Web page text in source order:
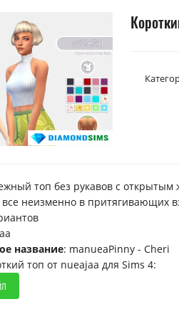
топ без рукавов с открытым
неизменно в притягивающих
название: manueaPinny - Cheri
топ от nueajaa для Sims 4: